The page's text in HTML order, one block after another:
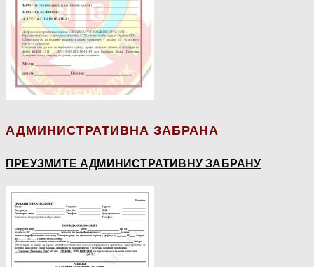
АДМИНИСТРАТИВНА ЗАБРАНА
ПРЕУЗМИТЕ АДМИНИСТРАТИВНУ ЗАБРАНУ